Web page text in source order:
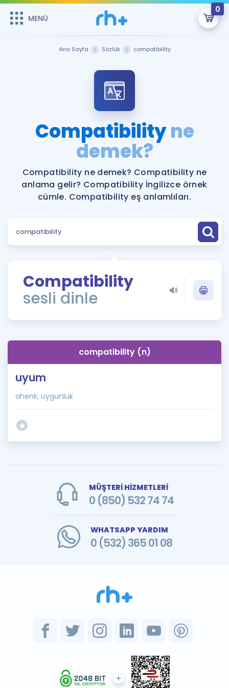
MENÜ
0
Şifremi Hatırlamıyorum
Sepetin Şu An Boş.
Remzi Hoca ile seni sınava hazırlayacak onlarca eğitim seni
bekliyor!
MENÜ
Katılımcı Görüşleri
Faydalı Araçlar
Ücretsiz Kaynaklar
Puan Hesaplama
ÖSYM Sınav Takvimi
Kampanyalar
İngilizce Gramer
İngilizce Gramer
Ana Sayfa Sözlük compatibility
Compatibilityne
demek?
Compatibility ne demek? Compatibility ne
anlama gelir? Compatibility İngilizce örnek
cümle. Compatibility eş anlamlıları.
Compatibility
sesli dinle
compatibility (n)
uyum
ahenk, uygunluk
MÜŞTERİ HİZMETLERİ
0 (850) 532 74 74
WHATSAPP YARDIM
0 (532) 365 01 08